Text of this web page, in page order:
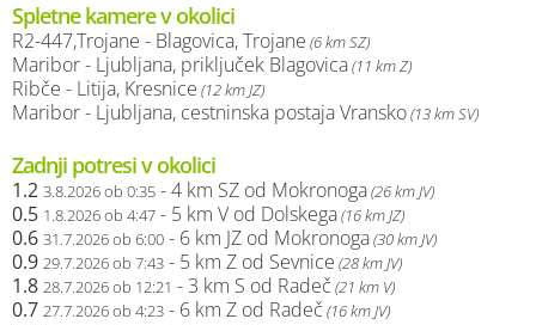
Spletne kamere v okolici
R2-447,Trojane - Blagovica, Trojane (6 km SZ)
Maribor - Ljubljana, priključek Blagovica(11 km Z)
Ribče - Litija, Kresnice (12 km JZ)
Maribor - Ljubljana, cestninska postaja Vransko(13 km SV)
Zadnji potresi v okolici
1.2 3.8.2026 ob 0:35 - 4 km SZ od Mokronoga(26 km JV)
0.5 1.8.2026 ob 4:47 - 5 km V od Dolskega(16 km JZ)
0.6 31.7.2026 ob 6:00 - 6 km JZ od Mokronoga(30 km JV)
0.9 29.7.2026 ob 7:43 - 5 km Z od Sevnice (28 km JV)
1.8 28.7.2026 ob 12:21 - 3 km S od Radeč (21 km V)
0.7 27.7.2026 ob 4:23 - 6 km Z od Radeč (16 km JV)